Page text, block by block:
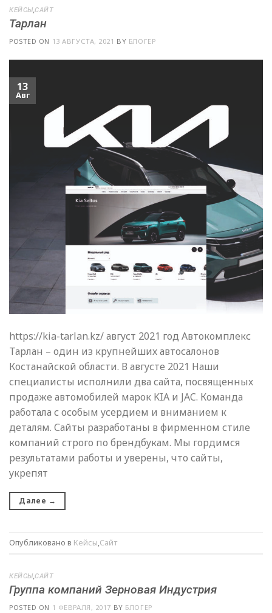
КЕЙСЫ САЙТ
Тарлан
POSTED ON 13 АВГУСТА, 2021 BY БЛОГЕР
13
Авг
https://kia-tarlan.kz/ август 2021 год Автокомплекс
Тарлан – один из крупнейших автосалонов
Костанайской области. В августе 2021 Наши
специалисты исполнили два сайта, посвященных
продаже автомобилей марок KIA и JAC. Команда
работала с особым усердием и вниманием к
деталям. Сайты разработаны в фирменном стиле
компаний строго по брендбукам. Мы гордимся
результатами работы и уверены, что сайты,
укрепят
Далее →
Опубликовано в Кейсы,Сайт
КЕЙСЫ,САЙТ
Группа компаний Зерновая Индустрия
POSTED ON 1 ФЕВРАЛЯ, 2017 BY БЛОГЕР